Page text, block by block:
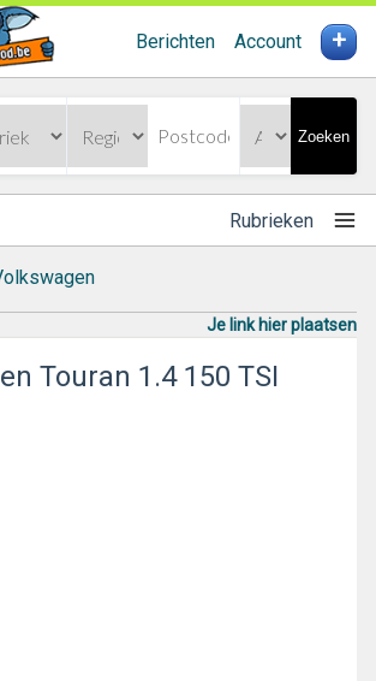
Berichten Account +
Zoeken
Rubrieken
Je link hier plaatsen
Touran 1.4 150 TSI